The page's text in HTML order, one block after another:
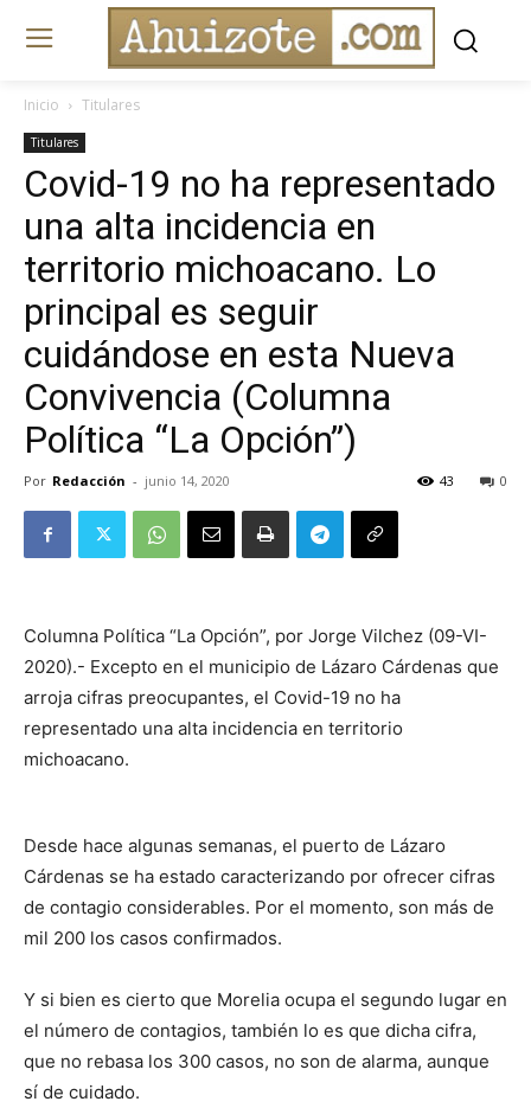
Inicio Titulares
Titulares
Covid-19 no ha representado
una alta incidencia en
territorio michoacano. Lo
principal es seguir
cuidándose en esta Nueva
Convivencia (Columna
Política “La Opción”)
Por Redacción - junio 14, 2020 0
43
Columna Política “La Opción”, por Jorge Vilchez (09-VI-
2020).- Excepto en el municipio de Lázaro Cárdenas que
arroja cifras preocupantes, el Covid-19 no ha
representado una alta incidencia en territorio
michoacano.
Desde hace algunas semanas, el puerto de Lázaro
Cárdenas se ha estado caracterizando por ofrecer cifras
de contagio considerables. Por el momento, son más de
mil 200 los casos confirmados.
Y si bien es cierto que Morelia ocupa el segundo lugar en
el número de contagios, también lo es que dicha cifra,
que no rebasa los 300 casos, no son de alarma, aunque
sí de cuidado.